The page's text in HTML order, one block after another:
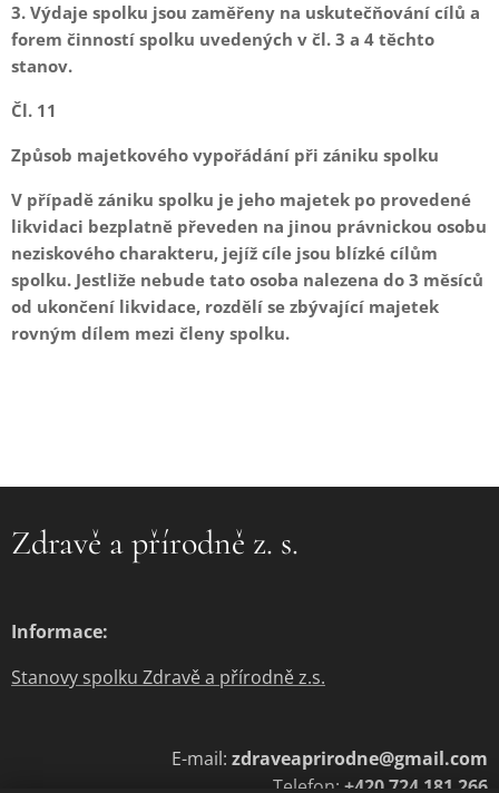
3. Výdaje spolku jsou zaměřeny na uskutečňování cílů a
forem činností spolku uvedených v čl. 3 a 4 těchto
stanov.
Čl. 11
Způsob majetkového vypořádání při zániku spolku
V případě zániku spolku je jeho majetek po provedené
likvidaci bezplatně převeden na jinou právnickou osobu
neziskového charakteru, jejíž cíle jsou blízké cílům
spolku. Jestliže nebude tato osoba nalezena do 3 měsíců
od ukončení likvidace, rozdělí se zbývající majetek
rovným dílem mezi členy spolku.
Zdravě a přírodně z. s.
Informace:
Stanovy spolku Zdravě a přírodně z.s.
E-mail: zdraveaprirodne@gmail.com
Telefon: +420 724 181 266